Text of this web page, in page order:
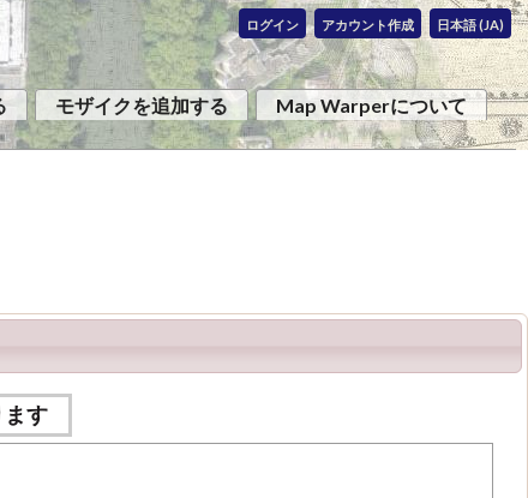
ログイン アカウント作成 日本語 (JA)
モザイクを追加する
Map Warperについて
ます